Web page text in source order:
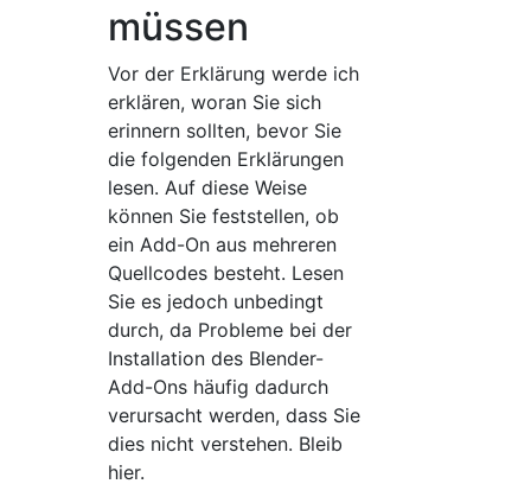
müssen
Vor der Erklärung werde ich
erklären, woran Sie sich
erinnern sollten, bevor Sie
die folgenden Erklärungen
lesen. Auf diese Weise
können Sie feststellen, ob
ein Add-On aus mehreren
Quellcodes besteht. Lesen
Sie es jedoch unbedingt
durch, da Probleme bei der
Installation des Blender-
Add-Ons häufig dadurch
verursacht werden, dass Sie
dies nicht verstehen. Bleib
hier.